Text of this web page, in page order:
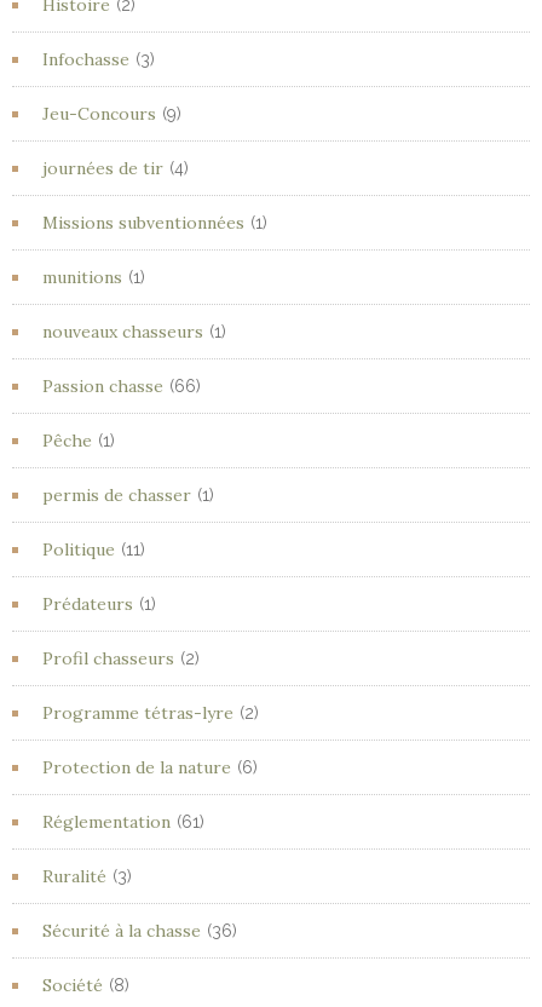
Histoire (2)
Infochasse (3)
Jeu-Concours (9)
journées de tir (4)
Missions subventionnées (1)
munitions (1)
nouveaux chasseurs (1)
Passion chasse (66)
Pêche (1)
permis de chasser (1)
Politique (11)
Prédateurs (1)
Profil chasseurs (2)
Programme tétras-lyre (2)
Protection de la nature (6)
Réglementation (61)
Ruralité (3)
Sécurité à la chasse (36)
Société (8)